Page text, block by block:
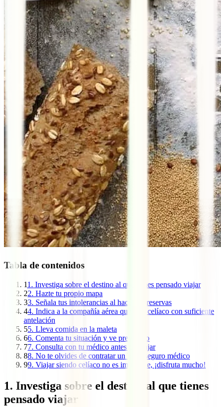
Tabla de contenidos
11. Investiga sobre el destino al que tienes pensado viajar
22. Hazte tu propio mapa
33. Señala tus intolerancias al hacer las reservas
44. Indica a la compañía aérea que eres celíaco con suficiente
antelación
55. Lleva comida en la maleta
66. Comenta tu situación y ve prevenido
77. Consulta con tu médico antes de viajar
88. No te olvides de contratar un buen seguro médico
99. Viajar siendo celíaco no es imposible, ¡disfruta mucho!
1. Investiga sobre el destino al que tienes
pensado viajar